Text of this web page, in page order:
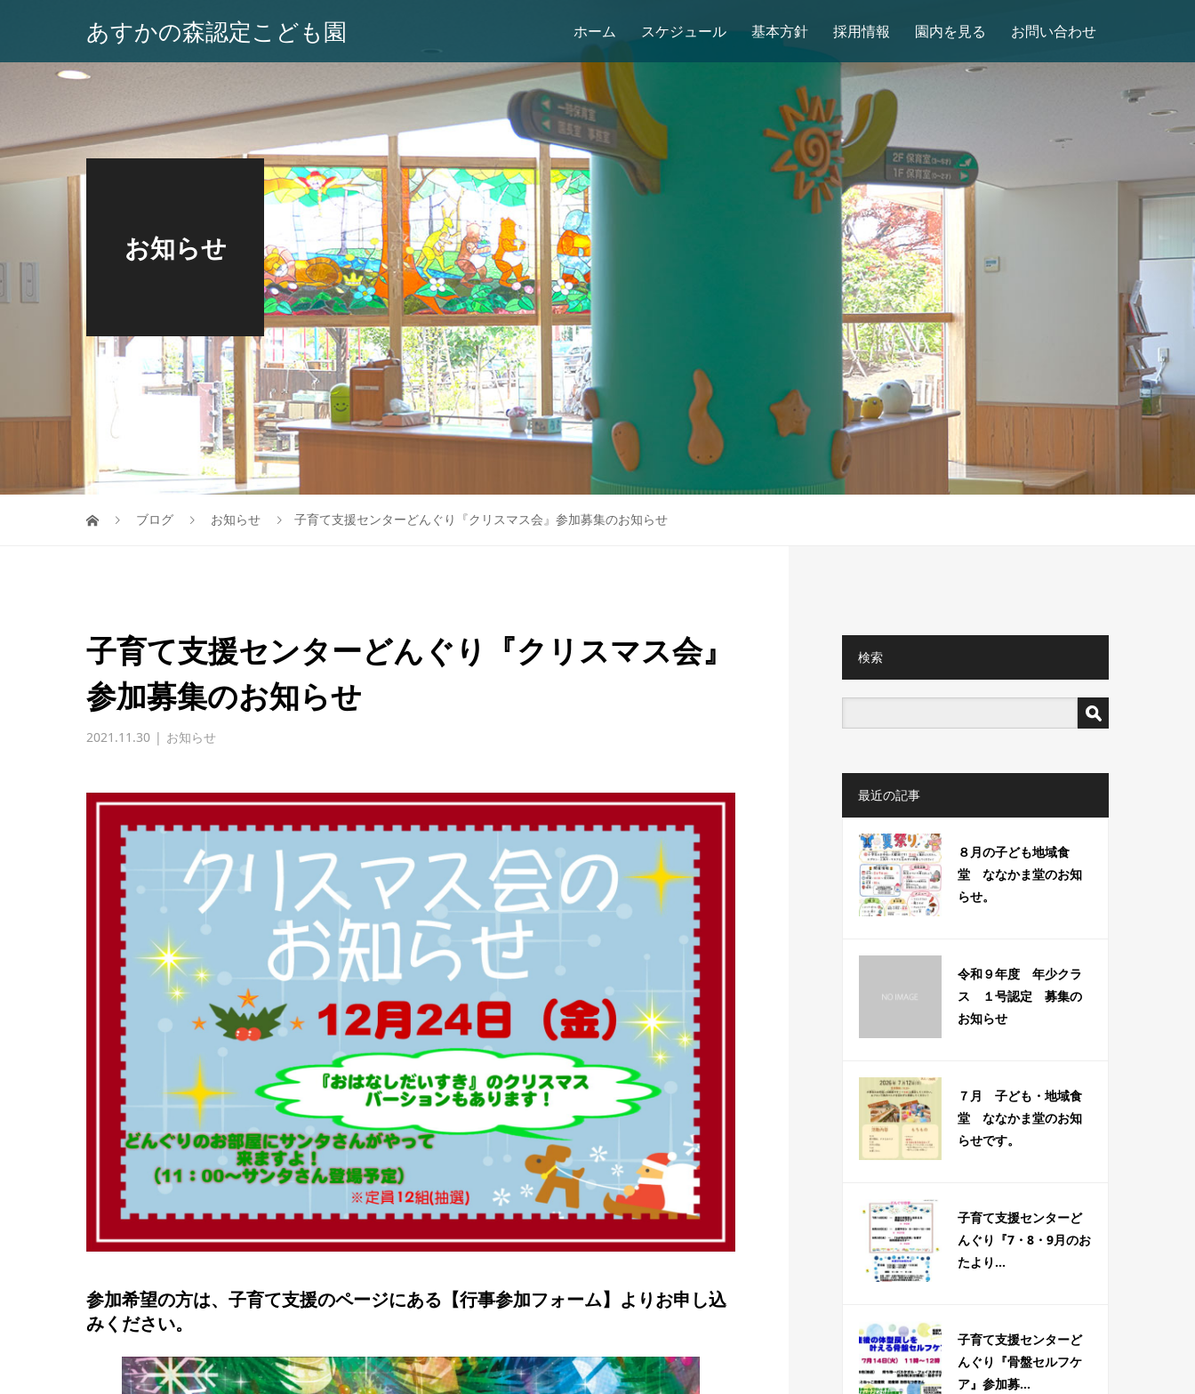
あすかの森認定こども園 ホーム スケジュール 基本方針 採用情報 園内を見る お問い合わせ
お知らせ
ブログ お知らせ 子育て支援センターどんぐり『クリスマス会』参加募集のお知らせ
子育て支援センターどんぐり『クリスマス会』
参加募集のお知らせ
2021.11.30 お知らせ
参加希望の方は、子育て支援のページにある【行事参加フォーム】よりお申し込
みください。
検索
最近の記事
８月の子ども地域食
堂 ななかま堂のお知
らせ。
令和９年度 年少クラ
ス １号認定 募集の
お知らせ
７月 子ども・地域食
堂 ななかま堂のお知
らせです。
子育て支援センターど
んぐり『7・8・9月のお
たより...
子育て支援センターど
んぐり『骨盤セルフケ
ア』参加募...